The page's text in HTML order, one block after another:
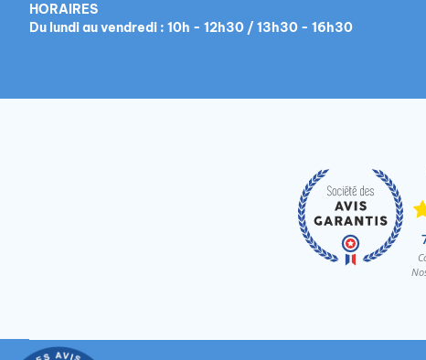
HORAIRES
Du lundi au vendredi : 10h - 12h30 / 13h30 - 16h30